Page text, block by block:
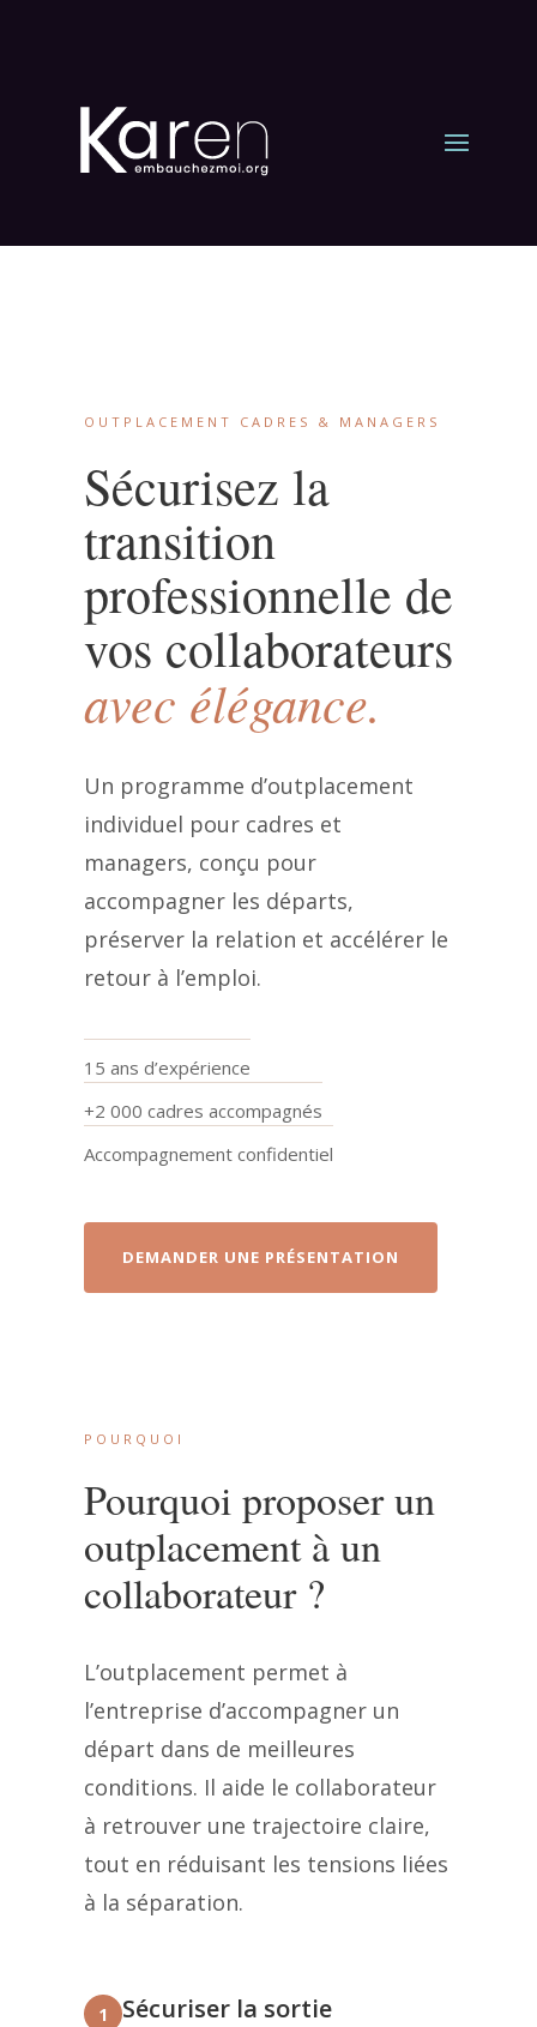
OUTPLACEMENT CADRES & MANAGERS
Sécurisez la
transition
professionnelle de
vos collaborateurs
avec élégance.
Un programme d’outplacement
individuel pour cadres et
managers, conçu pour
accompagner les départs,
préserver la relation et accélérer le
retour à l’emploi.
15 ans d’expérience
+2 000 cadres accompagnés
Accompagnement confidentiel
DEMANDER UNE PRÉSENTATION
POURQUOI
Pourquoi proposer un
outplacement à un
collaborateur ?
L’outplacement permet à
l’entreprise d’accompagner un
départ dans de meilleures
conditions. Il aide le collaborateur
à retrouver une trajectoire claire,
tout en réduisant les tensions liées
à la séparation.
1 Sécuriser la sortie